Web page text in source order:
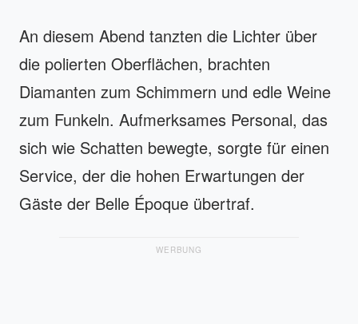
An diesem Abend tanzten die Lichter über
die polierten Oberflächen, brachten
Diamanten zum Schimmern und edle Weine
zum Funkeln. Aufmerksames Personal, das
sich wie Schatten bewegte, sorgte für einen
Service, der die hohen Erwartungen der
Gäste der Belle Époque übertraf.
WERBUNG